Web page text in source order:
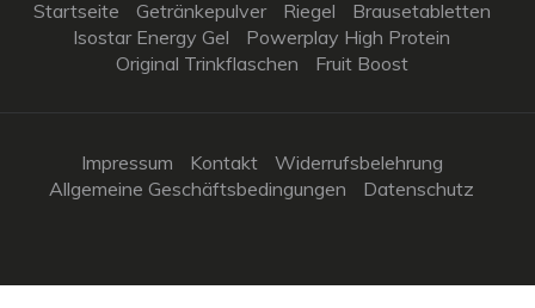
Startseite Getränkepulver Riegel
Brausetabletten
Isostar Energy Gel
Powerplay High Protein
Original Trinkflaschen
Fruit Boost
Impressum Kontakt
Widerrufsbelehrung
Allgemeine Geschäftsbedingungen
Datenschutz